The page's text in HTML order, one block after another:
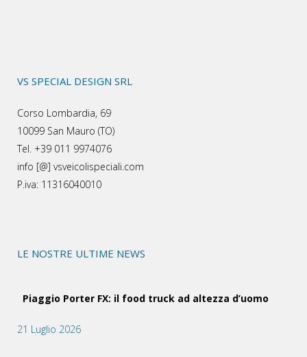
VS SPECIAL DESIGN SRL
Corso Lombardia, 69
10099 San Mauro (TO)
Tel. +39 011 9974076
info [@] vsveicolispeciali.com
P.iva: 11316040010
LE NOSTRE ULTIME NEWS
Piaggio Porter FX: il food truck ad altezza d’uomo
21 Luglio 2026